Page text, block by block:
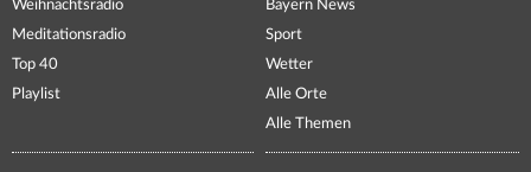
Weihnachtsradio
Meditationsradio
Top 40
Playlist
Bayern News
Sport
Wetter
Alle Orte
Alle Themen